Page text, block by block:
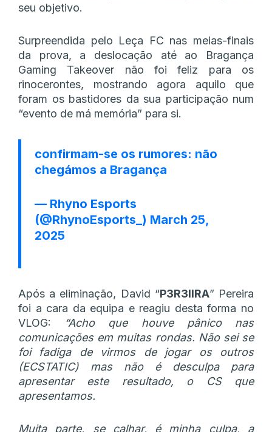
seu objetivo.
Surpreendida pelo Leça FC nas meias-finais
da prova, a deslocação até ao Bragança
Gaming Takeover não foi feliz para os
rinocerontes, mostrando agora aquilo que
foram os bastidores da sua participação num
“evento de má memória” para si.
confirmam-se os rumores: não
chegámos a Bragança
— Rhyno Esports
(@RhynoEsports_) March 25,
2025
Após a eliminação, David “P3R3IIRA” Pereira
foi a cara da equipa e reagiu desta forma no
VLOG:
“Acho que houve pânico nas
comunicações em muitas rondas. Não sei se
foi fadiga de virmos de jogar os outros
(ECSTATIC) mas não é desculpa para
apresentar este resultado, o CS que
apresentamos.
Muita parte, se calhar, é minha culpa, a